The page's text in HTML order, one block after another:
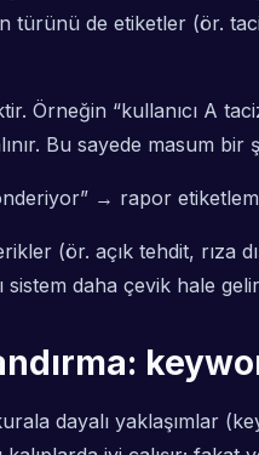
de etiketler (ör.
Örneğin “kullanıcı A
Bu sayede masum bir
→ rapor
(ör. açık tehdit, rıza
sistem daha çevik hale
dayalı yaklaşımlar